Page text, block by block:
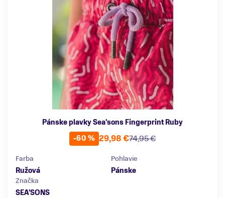
Pánske plavky Sea'sons Fingerprint Ruby
-60 %
74,95 €
29,98 €
Farba
Ružová
Pohlavie
Pánske
Značka
SEA'SONS